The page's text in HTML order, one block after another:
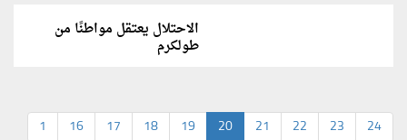
الاحتلال يعتقل مواطنًا من
طولكرم
1 16 17 18 19 20 21 22 23 24